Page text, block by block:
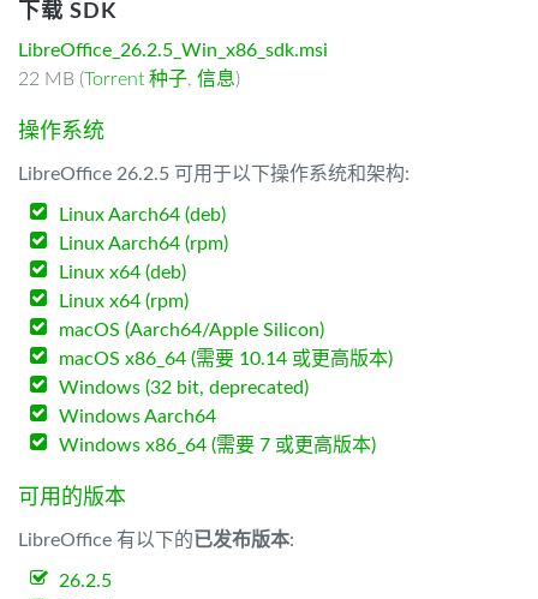
下载 SDK
LibreOffice_26.2.5_Win_x86_sdk.msi
22 MB (Torrent 种子, 信息)
操作系统
LibreOffice 26.2.5 可用于以下操作系统和架构:
Linux Aarch64 (deb)
Linux Aarch64 (rpm)
Linux x64 (deb)
Linux x64 (rpm)
macOS (Aarch64/Apple Silicon)
macOS x86_64 (需要 10.14 或更高版本)
Windows (32 bit, deprecated)
Windows Aarch64
Windows x86_64 (需要 7 或更高版本)
可用的版本
LibreOffice 有以下的已发布版本:
26.2.5